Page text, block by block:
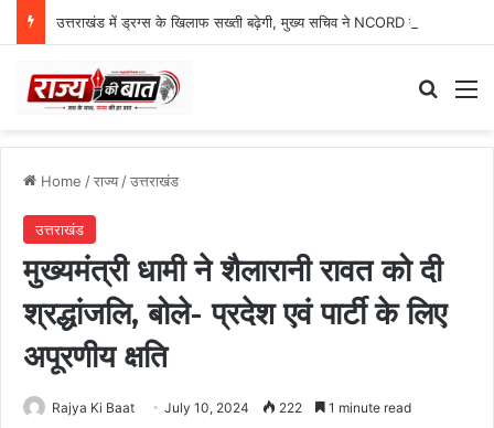
Home /राज्य/उत्तराखंड
उत्तराखंड
मुख्यमंत्री धामी ने शैलारानी रावत को दी
श्रद्धांजलि, बोले- प्रदेश एवं पार्टी के लिए
अपूरणीय क्षति
Rajya Ki Baat July 10, 2024 222 1 minute read